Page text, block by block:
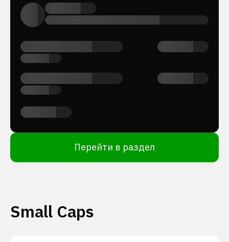
Перейти в раздел
Small Caps